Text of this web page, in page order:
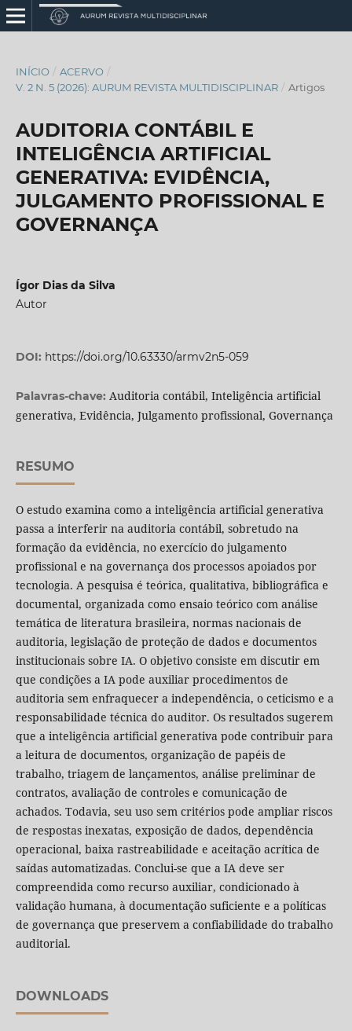
INÍCIO / ACERVO /
V. 2 N. 5 (2026): AURUM REVISTA MULTIDISCIPLINAR / Artigos
AUDITORIA CONTÁBIL E
INTELIGÊNCIA ARTIFICIAL
GENERATIVA: EVIDÊNCIA,
JULGAMENTO PROFISSIONAL E
GOVERNANÇA
Ígor Dias da Silva
Autor
DOI: https://doi.org/10.63330/armv2n5-059
Palavras-chave: Auditoria contábil, Inteligência artificial
generativa, Evidência, Julgamento profissional, Governança
RESUMO
O estudo examina como a inteligência artificial generativa
passa a interferir na auditoria contábil, sobretudo na
formação da evidência, no exercício do julgamento
profissional e na governança dos processos apoiados por
tecnologia. A pesquisa é teórica, qualitativa, bibliográfica e
documental, organizada como ensaio teórico com análise
temática de literatura brasileira, normas nacionais de
auditoria, legislação de proteção de dados e documentos
institucionais sobre IA. O objetivo consiste em discutir em
que condições a IA pode auxiliar procedimentos de
auditoria sem enfraquecer a independência, o ceticismo e a
responsabilidade técnica do auditor. Os resultados sugerem
que a inteligência artificial generativa pode contribuir para
a leitura de documentos, organização de papéis de
trabalho, triagem de lançamentos, análise preliminar de
contratos, avaliação de controles e comunicação de
achados. Todavia, seu uso sem critérios pode ampliar riscos
de respostas inexatas, exposição de dados, dependência
operacional, baixa rastreabilidade e aceitação acrítica de
saídas automatizadas. Conclui-se que a IA deve ser
compreendida como recurso auxiliar, condicionado à
validação humana, à documentação suficiente e a políticas
de governança que preservem a confiabilidade do trabalho
auditorial.
DOWNLOADS